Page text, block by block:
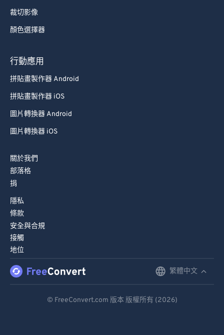
裁切影像
顏色選擇器
行動應用
拼貼畫製作器 Android
拼貼畫製作器 iOS
圖片轉換器 Android
圖片轉換器 iOS
關於我們
部落格
捐
隱私
條款
安全與合規
接觸
地位
繁體中文
© FreeConvert.com 版本 版權所有 (2026)